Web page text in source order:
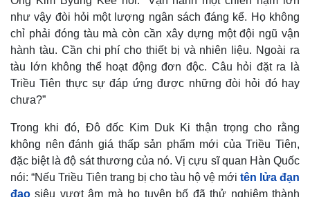
Kinh tế
Khởi nghiệp
Thị trường
Giá vàng
Tiêu dùng
Giá cà phê
như vậy đòi hỏi một lượng ngân sách đáng kể. Họ không
chỉ phải đóng tàu mà còn cần xây dựng một đội ngũ vận
hành tàu. Cần chi phí cho thiết bị và nhiên liệu. Ngoài ra
tàu lớn không thể hoạt động đơn độc. Câu hỏi đặt ra là
Triều Tiên thực sự đáp ứng được những đòi hỏi đó hay
chưa?”
Trong khi đó, Đô đốc Kim Duk Ki thận trọng cho rằng
không nên đánh giá thấp sản phẩm mới của Triều Tiên,
đặc biệt là độ sát thương của nó. Vị cựu sĩ quan Hàn Quốc
nói: “Nếu Triều Tiên trang bị cho tàu hộ vệ mới tên lửa đạn
đạo siêu vượt âm mà họ tuyên bố đã thử nghiệm thành